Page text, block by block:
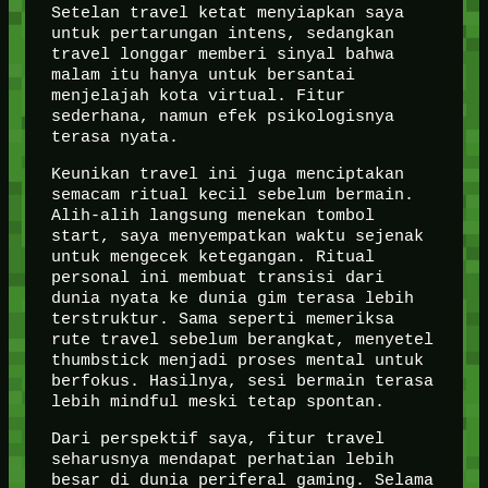
Setelan travel ketat menyiapkan saya
untuk pertarungan intens, sedangkan
travel longgar memberi sinyal bahwa
malam itu hanya untuk bersantai
menjelajah kota virtual. Fitur
sederhana, namun efek psikologisnya
terasa nyata.
Keunikan travel ini juga menciptakan
semacam ritual kecil sebelum bermain.
Alih-alih langsung menekan tombol
start, saya menyempatkan waktu sejenak
untuk mengecek ketegangan. Ritual
personal ini membuat transisi dari
dunia nyata ke dunia gim terasa lebih
terstruktur. Sama seperti memeriksa
rute travel sebelum berangkat, menyetel
thumbstick menjadi proses mental untuk
berfokus. Hasilnya, sesi bermain terasa
lebih mindful meski tetap spontan.
Dari perspektif saya, fitur travel
seharusnya mendapat perhatian lebih
besar di dunia periferal gaming. Selama